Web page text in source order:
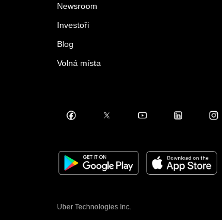
Newsroom
Investoři
Blog
Volná místa
Uber Technologies Inc.